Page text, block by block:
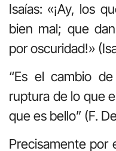
Isaías: «¡Ay, los
bien mal; que
por oscuridad!»
“Es el cambio
ruptura de lo que
que es bello” (F.
Precisamente por